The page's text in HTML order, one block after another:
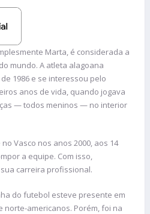
Marta, é considerada a
mundo. A atleta alagoana
1986 e se interessou pelo
anos de vida, quando jogava
— todos meninos — no interior
Vasco nos anos 2000, aos 14
a equipe. Com isso,
carreira profissional.
do futebol esteve presente em
norte-americanos. Porém, foi na